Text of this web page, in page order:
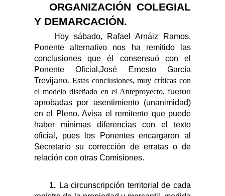
ORGANIZACIÓN COLEGIAL
Y DEMARCACIÓN.
Hoy sábado, Rafael Arnáiz Ramos,
Ponente alternativo nos ha remitido las
conclusiones que él consensuó con el
Ponente Oficial,José Ernesto García
Trevijano. Estas conclusiones, muy críticas con
el modelo diseñado en el Anteproyecto, fueron
aprobadas por asentimiento (unanimidad)
en el Pleno. Avisa el remitente que puede
haber mínimas diferencias con el texto
oficial, pues los Ponentes encargaron al
Secretario su corrección de erratas o de
relación con otras Comisiones.
1. La circunscripción territorial de cada